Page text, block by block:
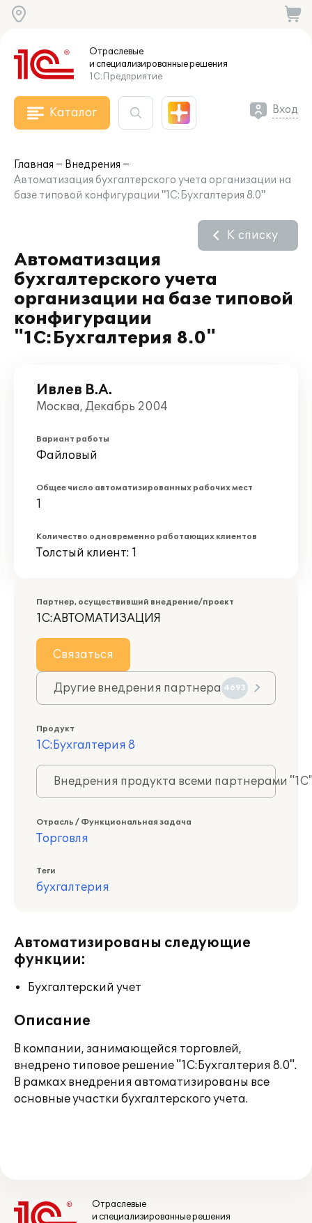
Отраслевые
и специализированныерешения
1С:Предприятие
Каталог Вход
Главная
Внедрения
Автоматизация бухгалтерского учета организации на
базе типовой конфигурации "1С:Бухгалтерия 8.0"
Автоматизация
бухгалтерского учета
организации на базе типовой
конфигурации
"1С:Бухгалтерия 8.0"
К списку
Ивлев В.А.
Москва, Декабрь 2004
Вариант работы
Файловый
Общее число автоматизированных рабочих мест
1
Количество одновременно работающих клиентов
Толстый клиент: 1
Партнер, осуществивший внедрение/проект
1С:АВТОМАТИЗАЦИЯ
Связаться
Другие внедрения партнера 4693
Продукт
1С:Бухгалтерия 8
Внедрения продукта всеми партнерами
Отрасль / Функциональная задача
Торговля
Теги
бухгалтерия
Автоматизированы следующие
функции:
Бухгалтерский учет
Описание
В компании, занимающейся торговлей,
внедрено типовое решение "1С:Бухгалтерия 8.0".
В рамках внедрения автоматизированы все
основные участки бухгалтерского учета.
Отраслевые
и специализированные решения